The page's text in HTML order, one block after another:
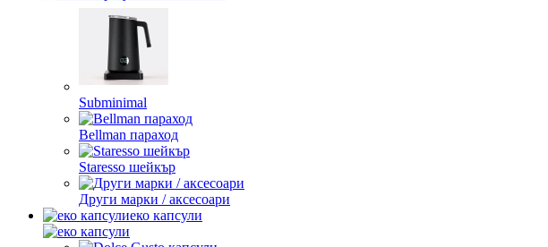
Subminimal
Bellman параход
Staresso шейкър
Други марки / аксесоари
еко капсули